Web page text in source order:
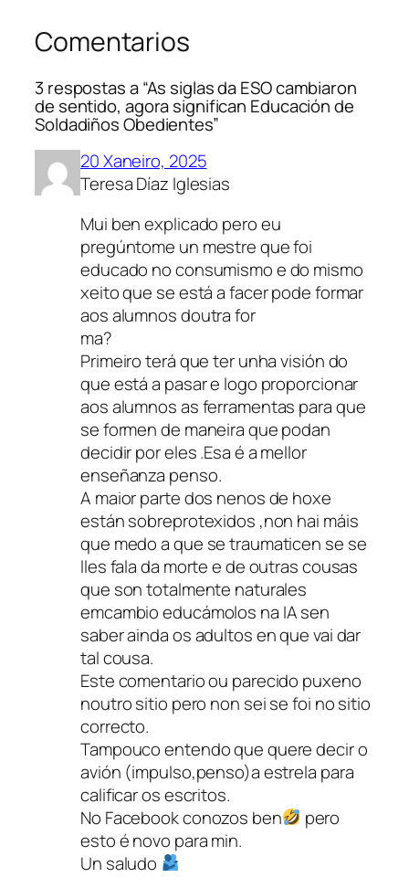
Comentarios
3 respostas a “As siglas da ESO cambiaron
de sentido, agora significan Educación de
Soldadiños Obedientes”
20 Xaneiro, 2025
Teresa Díaz Iglesias
Mui ben explicado pero eu
pregúntome un mestre que foi
educado no consumismo e do mismo
xeito que se está a facer pode formar
aos alumnos doutra for
ma?
Primeiro terá que ter unha visión do
que está a pasar e logo proporcionar
aos alumnos as ferramentas para que
se formen de maneira que podan
decidir por eles .Esa é a mellor
enseñanza penso.
A maior parte dos nenos de hoxe
están sobreprotexidos ,non hai máis
que medo a que se traumaticen se se
lles fala da morte e de outras cousas
que son totalmente naturales
emcambio educámolos na IA sen
saber ainda os adultos en que vai dar
tal cousa.
Este comentario ou parecido puxeno
noutro sitio pero non sei se foi no sitio
correcto.
Tampouco entendo que quere decir o
avión (impulso,penso)a estrela para
calificar os escritos.
No Facebook conozos ben
pero
esto é novo para min.
Un saludo